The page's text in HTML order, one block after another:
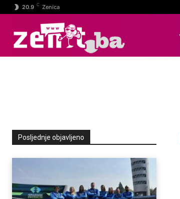
20.9 C Zenica
Posljednje objavljeno